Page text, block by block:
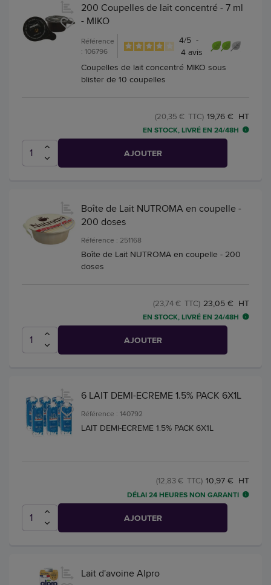
200 Coupelles de lait concentré - 7 ml
- MIKO
Référence
: 106796
4/5 -
4 avis
Coupelles de lait concentré MIKO sous
blister de 10 coupelles
19,76 € HT
(20,35 € TTC)
EN STOCK, LIVRÉ EN 24/48H
AJOUTER
Boîte de Lait NUTROMA en coupelle -
200 doses
Référence : 251168
Boîte de Lait NUTROMA en coupelle - 200
doses
23,05 € HT
(23,74 € TTC)
EN STOCK, LIVRÉ EN 24/48H
AJOUTER
6 LAIT DEMI-ECREME 1.5% PACK 6X1L
Référence : 140792
LAIT DEMI-ECREME 1.5% PACK 6X1L
10,97 € HT
(12,83 € TTC)
DÉLAI 24 HEURES NON GARANTI
AJOUTER
Lait d'avoine Alpro